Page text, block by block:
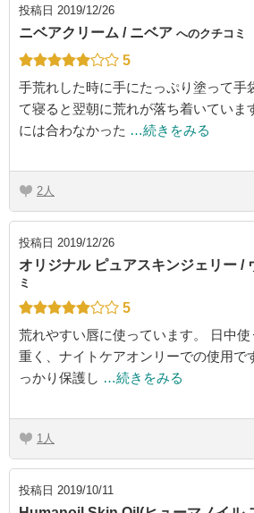
投稿日 2019/12/26
ニベアクリーム / ニベア へのクチコミ
5
手荒れした時に手にたっぷり塗って手
て寝ると翌朝に荒れが落ち着いていま
には合わなかった …続きをみる
2
投稿日 2019/12/26
オリジナル ピュアスキンジェリー /
ミ
5
荒れやすい唇に使っています。 日中使
重く、ナイトケアオンリーでの使用で
っかり保護し …続きをみる
1
投稿日 2019/10/11